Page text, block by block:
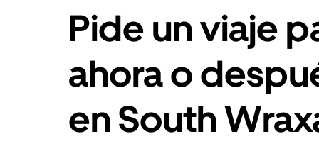
Pide un viaje
ahora o
en South